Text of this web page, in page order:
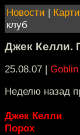
Новости |
клуб
Джек Келли.
25.08.07 | Goblin
Неделю назад
Джек Келли
Порох